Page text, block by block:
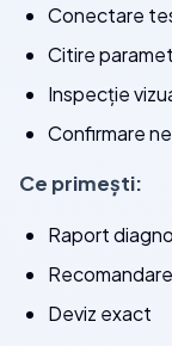
Conectare
Citire
Inspecție
Confirmare
Ce primești:
Raport
Deviz exact